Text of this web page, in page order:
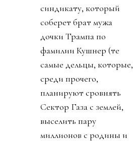
синдикату, который
соберет брат мужа
дочки Трампа по
фамилии Кушнер (те
самые дельцы, которые,
среди прочего,
планируют сровнять
Сектор Газа с землей,
выселить пару
миллионов с родины и